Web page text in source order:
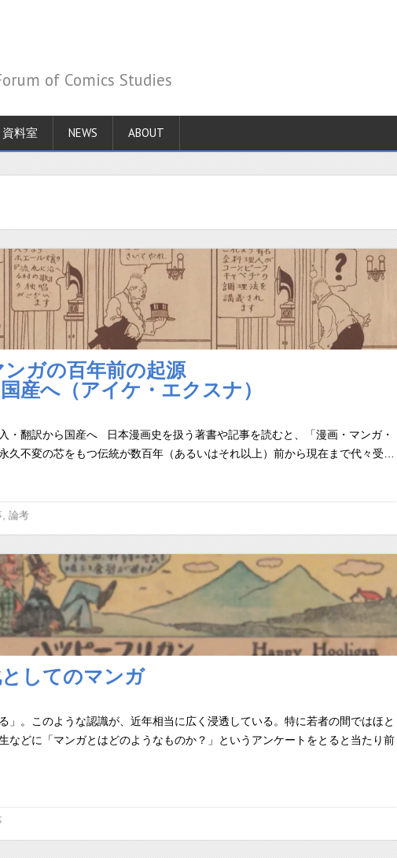
of Comics Studies
資料室 NEWS ABOUT
ンガの百年前の起源
産へ（アイケ・エクスナ）
・翻訳から国産へ 日本漫画史を扱う著書や記事を読むと、「漫画・マンガ・
久不変の芯をもつ伝統が数百年（あるいはそれ以上）前から現在まで代々受…
論考
としてのマンガ
。このような認識が、近年相当に広く浸透している。特に若者の間ではほと
などに「マンガとはどのようなものか？」というアンケートをとると当たり前